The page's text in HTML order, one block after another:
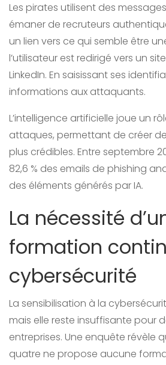
Les pirates utilisent des
émaner de recruteurs
un lien vers ce qui semble être
l’utilisateur est redirigé vers un
LinkedIn. En saisissant ses
informations aux attaquants.
L’intelligence artificielle joue un
attaques, permettant de créer
plus crédibles. Entre septembre
82,6 % des emails de phishing
des éléments générés par IA.
La nécessité
formation
cybersécurité
La sensibilisation à la
mais elle reste insuffisante pour
entreprises. Une enquête révèle
quatre ne propose aucune